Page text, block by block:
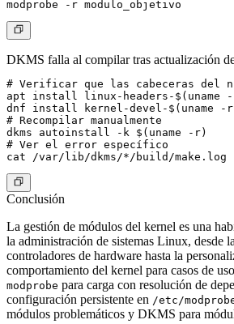
DKMS falla al compilar tras actualización
# Verificar que las cabeceras del
apt install linux-headers-$(uname
dnf install kernel-devel-$(uname -
# Recompilar manualmente
dkms autoinstall -k $(uname -r)
# Ver el error específico
Conclusión
La gestión de módulos del kernel es una
la administración de sistemas Linux, desde
controladores de hardware hasta la
comportamiento del kernel para casos de
modprobe para carga con resolución de
configuración persistente en /etc/
módulos problemáticos y DKMS para